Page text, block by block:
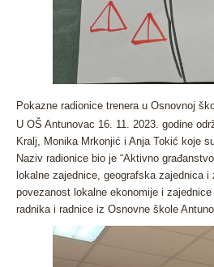
Pokazne radionice trenera u Osnovnoj
U OŠ Antunovac 16. 11. 2023. godine
Kralj, Monika Mrkonjić i Anja Tokić koje
Naziv radionice bio je “Aktivno
lokalne zajednice, geografska zajednica
povezanost lokalne ekonomije i
radnika i radnice iz Osnovne škole